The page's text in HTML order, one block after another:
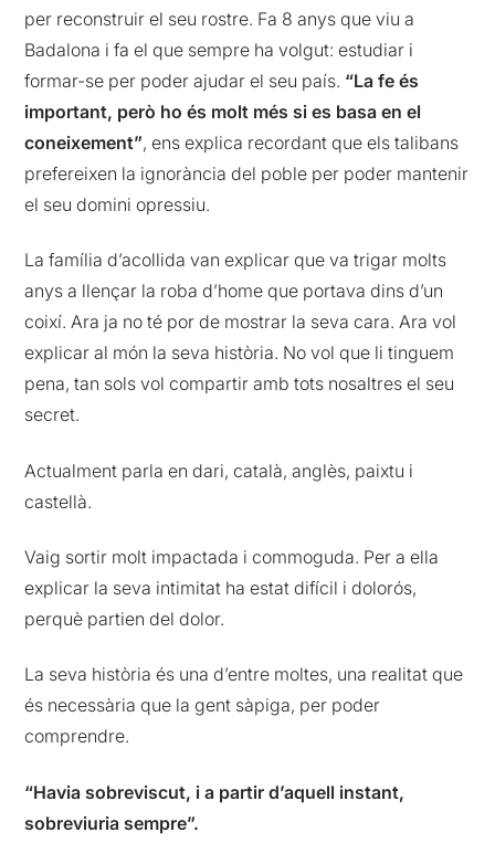
per reconstruir el seu rostre. Fa 8 anys que viu a
Badalona i fa el que sempre ha volgut: estudiar i
formar-se per poder ajudar el seu país. “La fe és
important, però ho és molt més si es basa en el
coneixement”, ens explica recordant que els talibans
prefereixen la ignorància del poble per poder mantenir
el seu domini opressiu.
La família d’acollida van explicar que va trigar molts
anys a llençar la roba d’home que portava dins d’un
coixí. Ara ja no té por de mostrar la seva cara. Ara vol
explicar al món la seva història. No vol que li tinguem
pena, tan sols vol compartir amb tots nosaltres el seu
secret.
Actualment parla endari, català, anglès, paixtu i
castellà.
Vaig sortir molt impactada i commoguda. Per a ella
explicar la seva intimitat ha estat difícil i dolorós,
perquè partien del dolor.
La seva història és una d’entre moltes, una realitat que
és necessària que la gent sàpiga, per poder
comprendre.
“Havia sobreviscut, i a partir d’aquell instant,
sobreviuria sempre”.